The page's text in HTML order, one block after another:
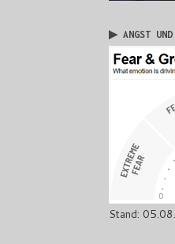
▶ ANGST
Stand: